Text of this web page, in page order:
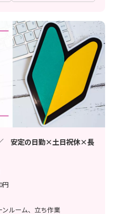
安定の日勤×土日祝休×長
円
ルーム、立ち作業